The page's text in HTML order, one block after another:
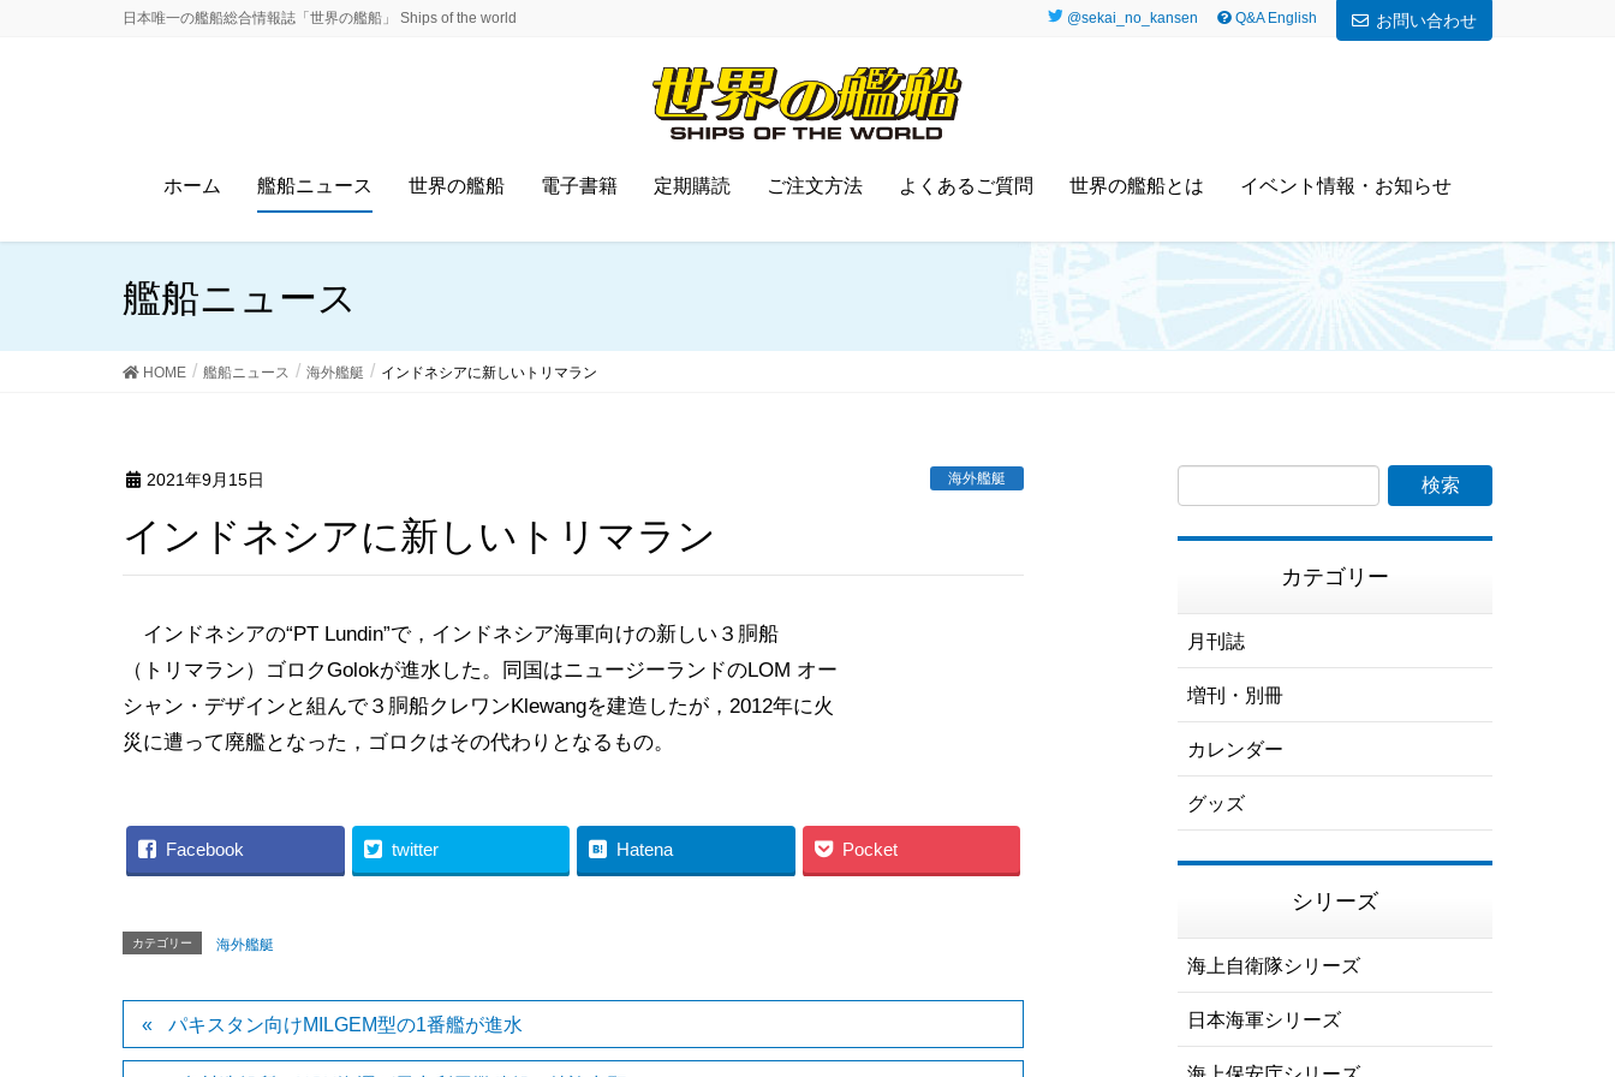
日本唯一の艦船総合情報誌「世界の艦船」 Ships of the world @sekai_no_kansen Q&A English お問い合わせ
ホーム 艦船ニュース 世界の艦船 電子書籍 定期購読 ご注文方法 よくあるご質問 世界の艦船とは イベント情報・お知らせ
艦船ニュース
HOME 艦船ニュース 海外艦艇 インドネシアに新しいトリマラン
2021年9月15日 海外艦艇
インドネシアに新しいトリマラン
インドネシアの“PT Lundin”で，インドネシア海軍向けの新しい３胴船
（トリマラン）ゴロクGolokが進水した。同国はニュージーランドのLOM オー
シャン・デザインと組んで３胴船クレワンKlewangを建造したが，2012年に火
災に遭って廃艦となった，ゴロクはその代わりとなるもの。
Facebook twitter Hatena Pocket
カテゴリー 海外艦艇
パキスタン向けMILGEM型の1番艦が進水
カテゴリー
月刊誌
増刊・別冊
カレンダー
グッズ
シリーズ
海上自衛隊シリーズ
日本海軍シリーズ